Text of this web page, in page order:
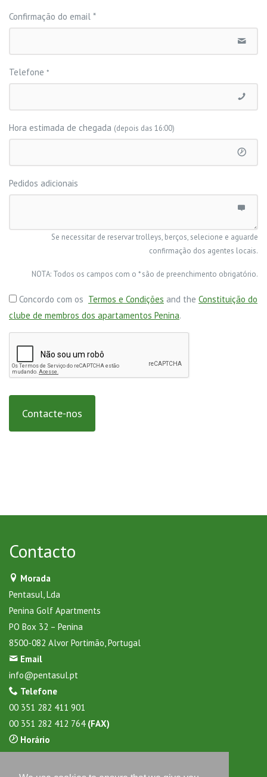
Confirmação do email *
Telefone *
Hora estimada de chegada (depois das 16:00)
Pedidos adicionais
Se necessitar de reservar trolleys, berços, selecione e aguarde
confirmação dos agentes locais.
NOTA: Todos os campos com o * são de preenchimento obrigatório.
Concordo com os Termos e Condições and the Constituição do
clube de membros dos apartamentos Penina.
Contacto
Morada
Pentasul, Lda
Penina Golf Apartments
PO Box 32 – Penina
8500-082 Alvor Portimão, Portugal
Email
info@pentasul.pt
Telefone
00 351 282 411 901
00 351 282 412 764 (FAX)
Horário
Daily from 9:30 to 17:30 hours